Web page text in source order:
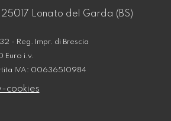
Lonato del Garda (BS)
- Reg. Impr. di Brescia
Euro i.v.
IVA: 00636510984
cookies